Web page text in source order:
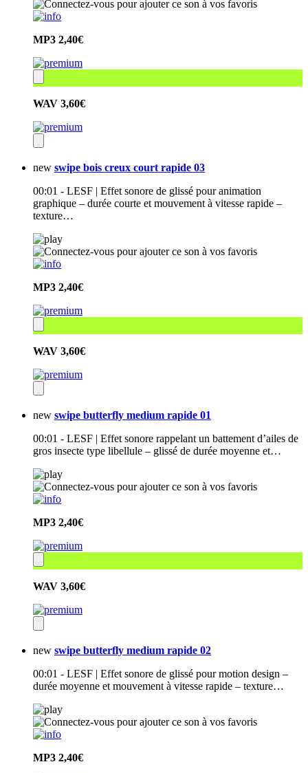
MP3 2,40€
WAV 3,60€
new swipe bois creux court rapide 03
00:01 - LESF | Effet sonore de glissé pour animation
graphique – durée courte et mouvement à vitesse rapide –
texture…
MP3 2,40€
WAV 3,60€
new swipe butterfly medium rapide 01
00:01 - LESF | Effet sonore rappelant un battement d’ailes de
gros insecte type libellule – glissé de durée moyenne et…
MP3 2,40€
WAV 3,60€
new swipe butterfly medium rapide 02
00:01 - LESF | Effet sonore de glissé pour motion design –
durée moyenne et mouvement à vitesse rapide – texture…
MP3 2,40€